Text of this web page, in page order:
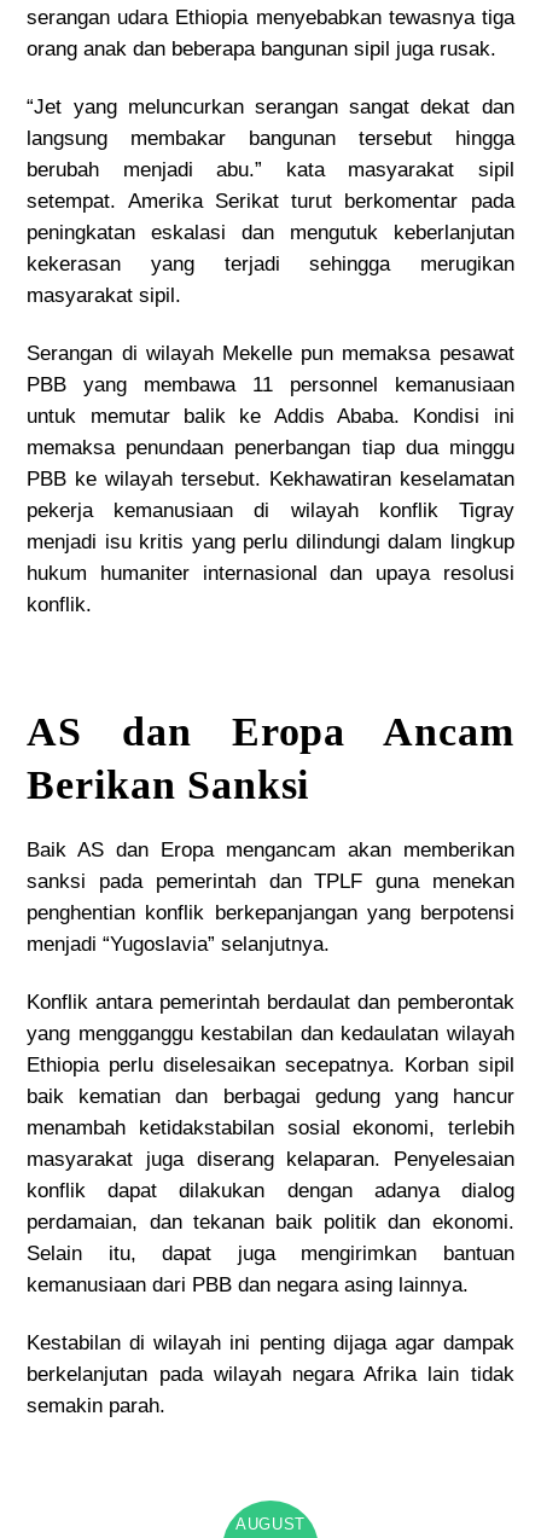
serangan udara Ethiopia menyebabkan tewasnya tiga
orang anak dan beberapa bangunan sipil juga rusak.
“Jet yang meluncurkan serangan sangat dekat dan
langsung membakar bangunan tersebut hingga
berubah menjadi abu.” kata masyarakat sipil
setempat. Amerika Serikat turut berkomentar pada
peningkatan eskalasi dan mengutuk keberlanjutan
kekerasan yang terjadi sehingga merugikan
masyarakat sipil.
Serangan di wilayah Mekelle pun memaksa pesawat
PBB yang membawa 11 personnel kemanusiaan
untuk memutar balik ke Addis Ababa. Kondisi ini
memaksa penundaan penerbangan tiap dua minggu
PBB ke wilayah tersebut. Kekhawatiran keselamatan
pekerja kemanusiaan di wilayah konflik Tigray
menjadi isu kritis yang perlu dilindungi dalam lingkup
hukum humaniter internasional dan upaya resolusi
konflik.
AS dan Eropa Ancam
Berikan Sanksi
BaikAS dan Eropa mengancam akan memberikan
sanksi pada pemerintah dan TPLF guna menekan
penghentian konflik berkepanjangan yang berpotensi
menjadi “Yugoslavia” selanjutnya.
Konflik antara pemerintah berdaulat dan pemberontak
yang mengganggu kestabilan dan kedaulatan wilayah
Ethiopia perlu diselesaikan secepatnya. Korban sipil
baik kematian dan berbagai gedung yang hancur
menambah ketidakstabilan sosial ekonomi, terlebih
masyarakat juga diserang kelaparan. Penyelesaian
konflik dapat dilakukan dengan adanya dialog
perdamaian, dan tekanan baik politik dan ekonomi.
Selain itu, dapat juga mengirimkan bantuan
kemanusiaan dari PBB dan negara asing lainnya.
Kestabilan di wilayah ini penting dijaga agar dampak
berkelanjutan pada wilayah negara Afrika lain tidak
semakin parah.
AUGUST